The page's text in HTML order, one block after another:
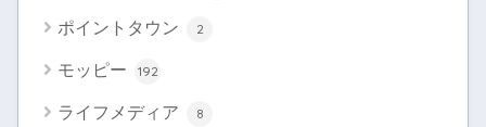
ポイントタウン 2
モッピー 192
ライフメディア 8